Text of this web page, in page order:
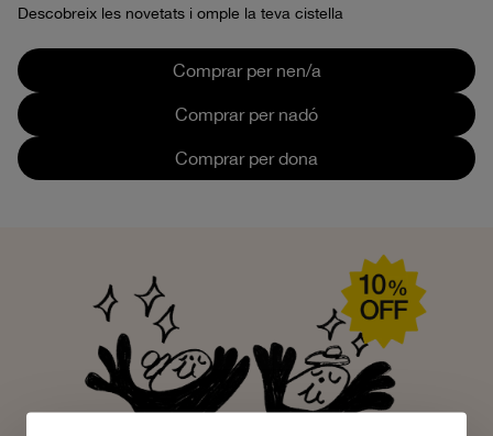
Descobreix les novetats i omple la teva cistella
Comprar per nen/a
Comprar per nadó
Comprar per dona